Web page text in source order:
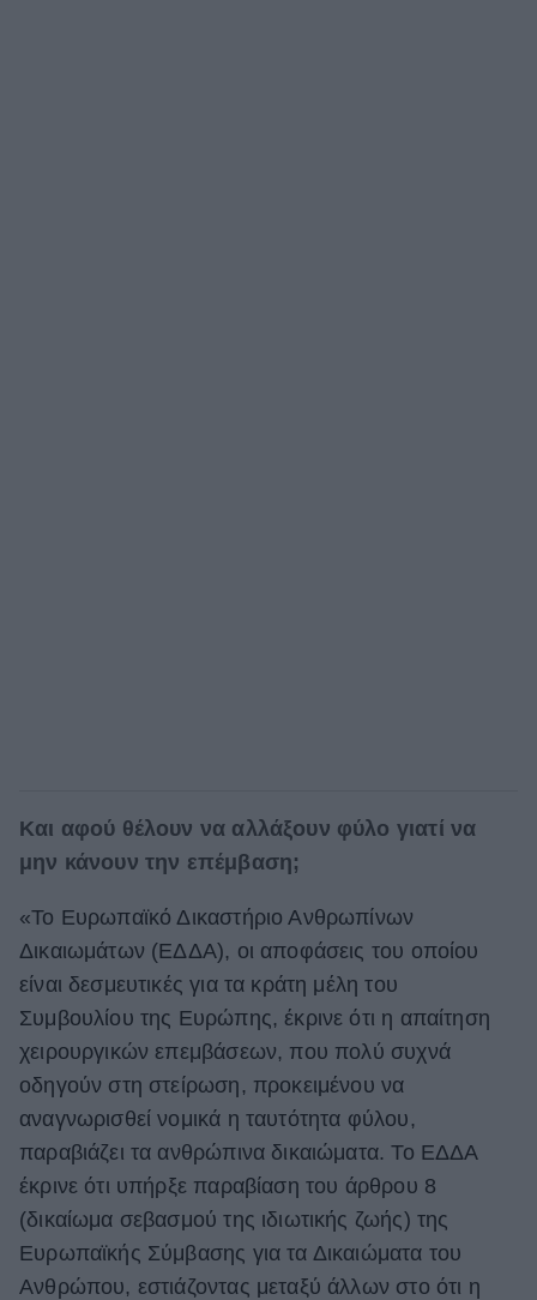
Και αφού θέλουν να αλλάξουν φύλο γιατί να
μην κάνουν την επέμβαση;
«Το Ευρωπαϊκό Δικαστήριο Ανθρωπίνων
Δικαιωμάτων (ΕΔΔΑ), οι αποφάσεις του οποίου
είναι δεσμευτικές για τα κράτη μέλη του
Συμβουλίου της Ευρώπης, έκρινε ότι η απαίτηση
χειρουργικών επεμβάσεων, που πολύ συχνά
οδηγούν στη στείρωση, προκειμένου να
αναγνωρισθεί νομικά η ταυτότητα φύλου,
παραβιάζει τα ανθρώπινα δικαιώματα. Το ΕΔΔΑ
έκρινε ότι υπήρξε παραβίαση του άρθρου 8
(δικαίωμα σεβασμού της ιδιωτικής ζωής) της
Ευρωπαϊκής Σύμβασης για τα Δικαιώματα του
Ανθρώπου, εστιάζοντας μεταξύ άλλων στο ότι η